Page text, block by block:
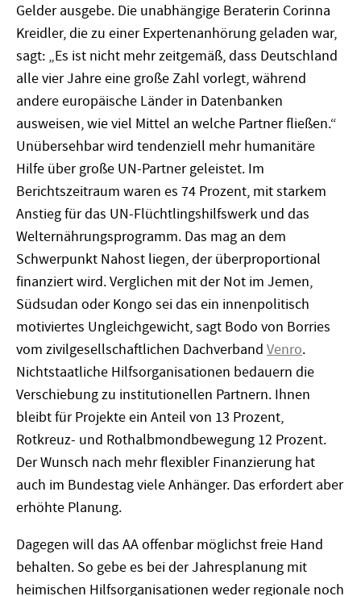
Gelder ausgebe. Die unabhängige Beraterin Corinna
Kreidler, die zu einer Expertenanhörung geladen war,
sagt: „Es ist nicht mehr zeitgemäß, dass Deutschland
alle vier Jahre eine große Zahl vorlegt, während
andere europäische Länder in Datenbanken
ausweisen, wie viel Mittel an welche Partner fließen.“
Unübersehbar wird tendenziell mehr humanitäre
Hilfe über große UN-Partner geleistet. Im
Berichtszeitraum waren es 74 Prozent, mit starkem
Anstieg für das UN-Flüchtlingshilfswerk und das
Welternährungsprogramm. Das mag an dem
Schwerpunkt Nahost liegen, der überproportional
finanziert wird. Verglichen mit der Not im Jemen,
Südsudan oder Kongo sei das ein innenpolitisch
motiviertes Ungleichgewicht, sagt Bodo von Borries
vom zivilgesellschaftlichen Dachverband Venro.
Nichtstaatliche Hilfsorganisationen bedauern die
Verschiebung zu institutionellen Partnern. Ihnen
bleibt für Projekte ein Anteil von 13 Prozent,
Rotkreuz- und Rothalbmondbewegung 12 Prozent.
Der Wunsch nach mehr flexibler Finanzierung hat
auch im Bundestag viele Anhänger. Das erfordert aber
erhöhte Planung.
Dagegen will das AA offenbar möglichst freie Hand
behalten. So gebe es bei der Jahresplanung mit
heimischen Hilfsorganisationen weder regionale noch